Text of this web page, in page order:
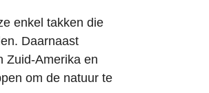
enkel takken die
Daarnaast
Zuid-Amerika en
om de natuur te